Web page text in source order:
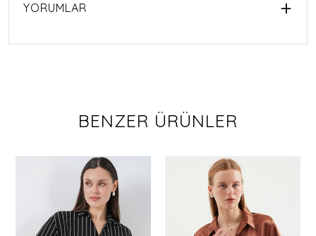
YORUMLAR
BENZER ÜRÜNLER